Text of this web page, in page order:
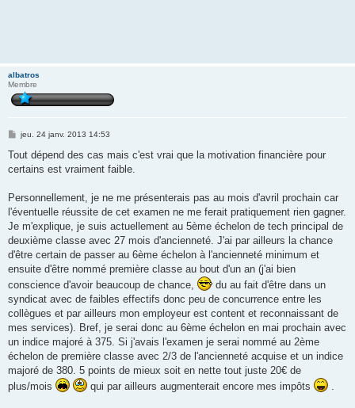
albatros
Membre
M
s
a
jeu. 24 janv. 2013 14:53
Tout dépend des cas mais c'est vrai que la motivation financière pour
certains est vraiment faible.
Personnellement, je ne me présenterais pas au mois d'avril prochain car
l'éventuelle réussite de cet examen ne me ferait pratiquement rien gagner.
Je m'explique, je suis actuellement au 5ème échelon de tech principal de
deuxième classe avec 27 mois d'ancienneté. J'ai par ailleurs la chance
d'être certain de passer au 6ème échelon à l'ancienneté minimum et
ensuite d'être nommé première classe au bout d'un an (j'ai bien
conscience d'avoir beaucoup de chance,
du au fait d'être dans un
syndicat avec de faibles effectifs donc peu de concurrence entre les
collègues et par ailleurs mon employeur est content et reconnaissant de
mes services). Bref, je serai donc au 6ème échelon en mai prochain avec
un indice majoré à 375. Si j'avais l'examen je serai nommé au 2ème
échelon de première classe avec 2/3 de l'ancienneté acquise et un indice
majoré de 380. 5 points de mieux soit en nette tout juste 20€ de
plus/mois
qui par ailleurs augmenterait encore mes impôts .